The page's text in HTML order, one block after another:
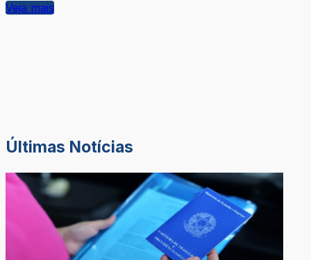
Veja mais
Últimas Notícias